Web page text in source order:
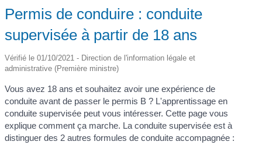
Permis de conduire : conduite
supervisée à partir de 18 ans
Vérifié le 01/10/2021 - Direction de l'information légale et
administrative (Première ministre)
Vous avez 18 ans et souhaitez avoir une expérience de
conduite avant de passer le permis B ? L'apprentissage en
conduite supervisée peut vous intéresser. Cette page vous
explique comment ça marche. La conduite supervisée est à
distinguer des 2 autres formules de conduite accompagnée :